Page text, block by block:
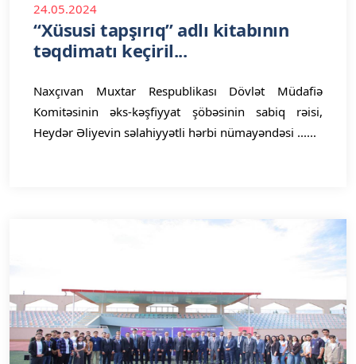
24.05.2024
“Xüsusi tapşırıq” adlı kitabının
təqdimatı keçiril...
Naxçıvan Muxtar Respublikası Dövlət Müdafiə
Komitəsinin əks-kəşfiyyat şöbəsinin sabiq rəisi,
Heydər Əliyevin səlahiyyətli hərbi nümayəndəsi ......